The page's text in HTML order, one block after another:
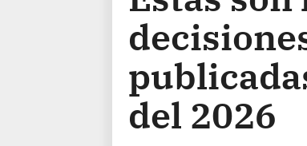
del 2026